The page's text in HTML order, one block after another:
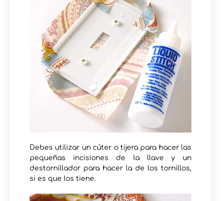
Debes utilizar un cúter o tijera para hacer las
pequeñas incisiones de la llave y un
destornillador para hacer la de los tornillos,
si es que los tiene.